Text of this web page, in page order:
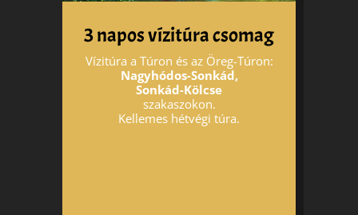
3 napos vízitúra csomag
Vízitúra a Túron és az Öreg-Túron:
Nagyhódos-Sonkád,
Sonkád-Kölcse
szakaszokon.
Kellemes hétvégi túra.